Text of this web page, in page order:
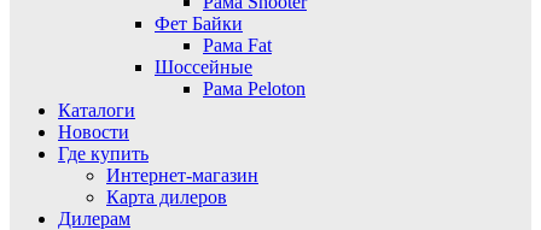
Фет Байки
Рама Fat
Шоссейные
Рама Peloton
Каталоги
Новости
Где купить
Интернет-магазин
Карта дилеров
Дилерам